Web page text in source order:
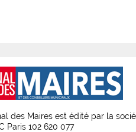
des Maires est édité par la
Paris 102 620 077